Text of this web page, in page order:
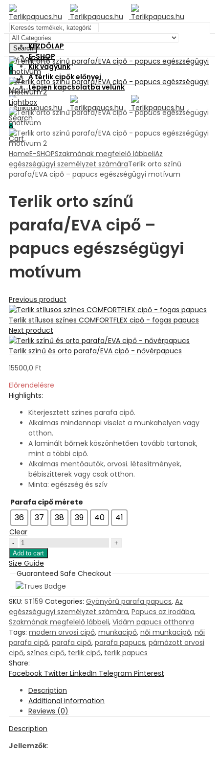
Search
My Account
0
Cart
Menu
Search
0
Cart
KEZDŐLAP
E-SHOP
Kik vagyunk
A terlik cipők előnyei
Lépjen kapcsolatba velünk
Lightbox
HomeE-SHOPSzakmának megfelelő lábbeliAz
egészségügyi személyzet számáraTerlik orto színű
parafa/EVA cipő – papucs egészségügyi motívum
Terlik orto színű
parafa/EVA cipő –
papucs egészségügyi
motívum
Previous product
Terlik stílusos színes COMFORTFLEX cipő - fogas papucs
Next product
Terlik színű és orto parafa/EVA cipő - nővérpapucs
15500,0 Ft
Előrendelésre
Highlights:
Kiterjesztett színes parafa cipő.
Alkalmas mindennapi viselet a munkahelyen vagy
otthon.
A laminált bőrnek köszönhetően tovább tartanak,
mint a többi cipő.
Alkalmas mentőautók, orvosi. létesítmények,
bébiszitterek vagy csak otthon.
Minta: egészség és szív
Parafa cipő mérete
36 37 38 39 40 41
Clear
Terlik
orto
színű
parafa/EVA
cipő
papucs
egészségügyi
motívum
quantity
Add to cart
Size Guide
Guaranteed Safe Checkout
SKU: ST159 Categories: Gyönyörű parafa papucs, Az
egészségügyi személyzet számára, Papucs az irodába,
Szakmának megfelelő lábbeli, Vidám papucs otthonra
Tags: modern orvosi cipő, munkacipő, női munkacipő, női
parafa cipő, parafa cipő, parafa papucs, párnázott orvosi
cipő, színes cipő, terlik cipő, terlik papucs
Share:
Facebook Twitter LinkedIn Telegram Pinterest
Description
Additional information
Reviews (0)
Description
Jellemzők: